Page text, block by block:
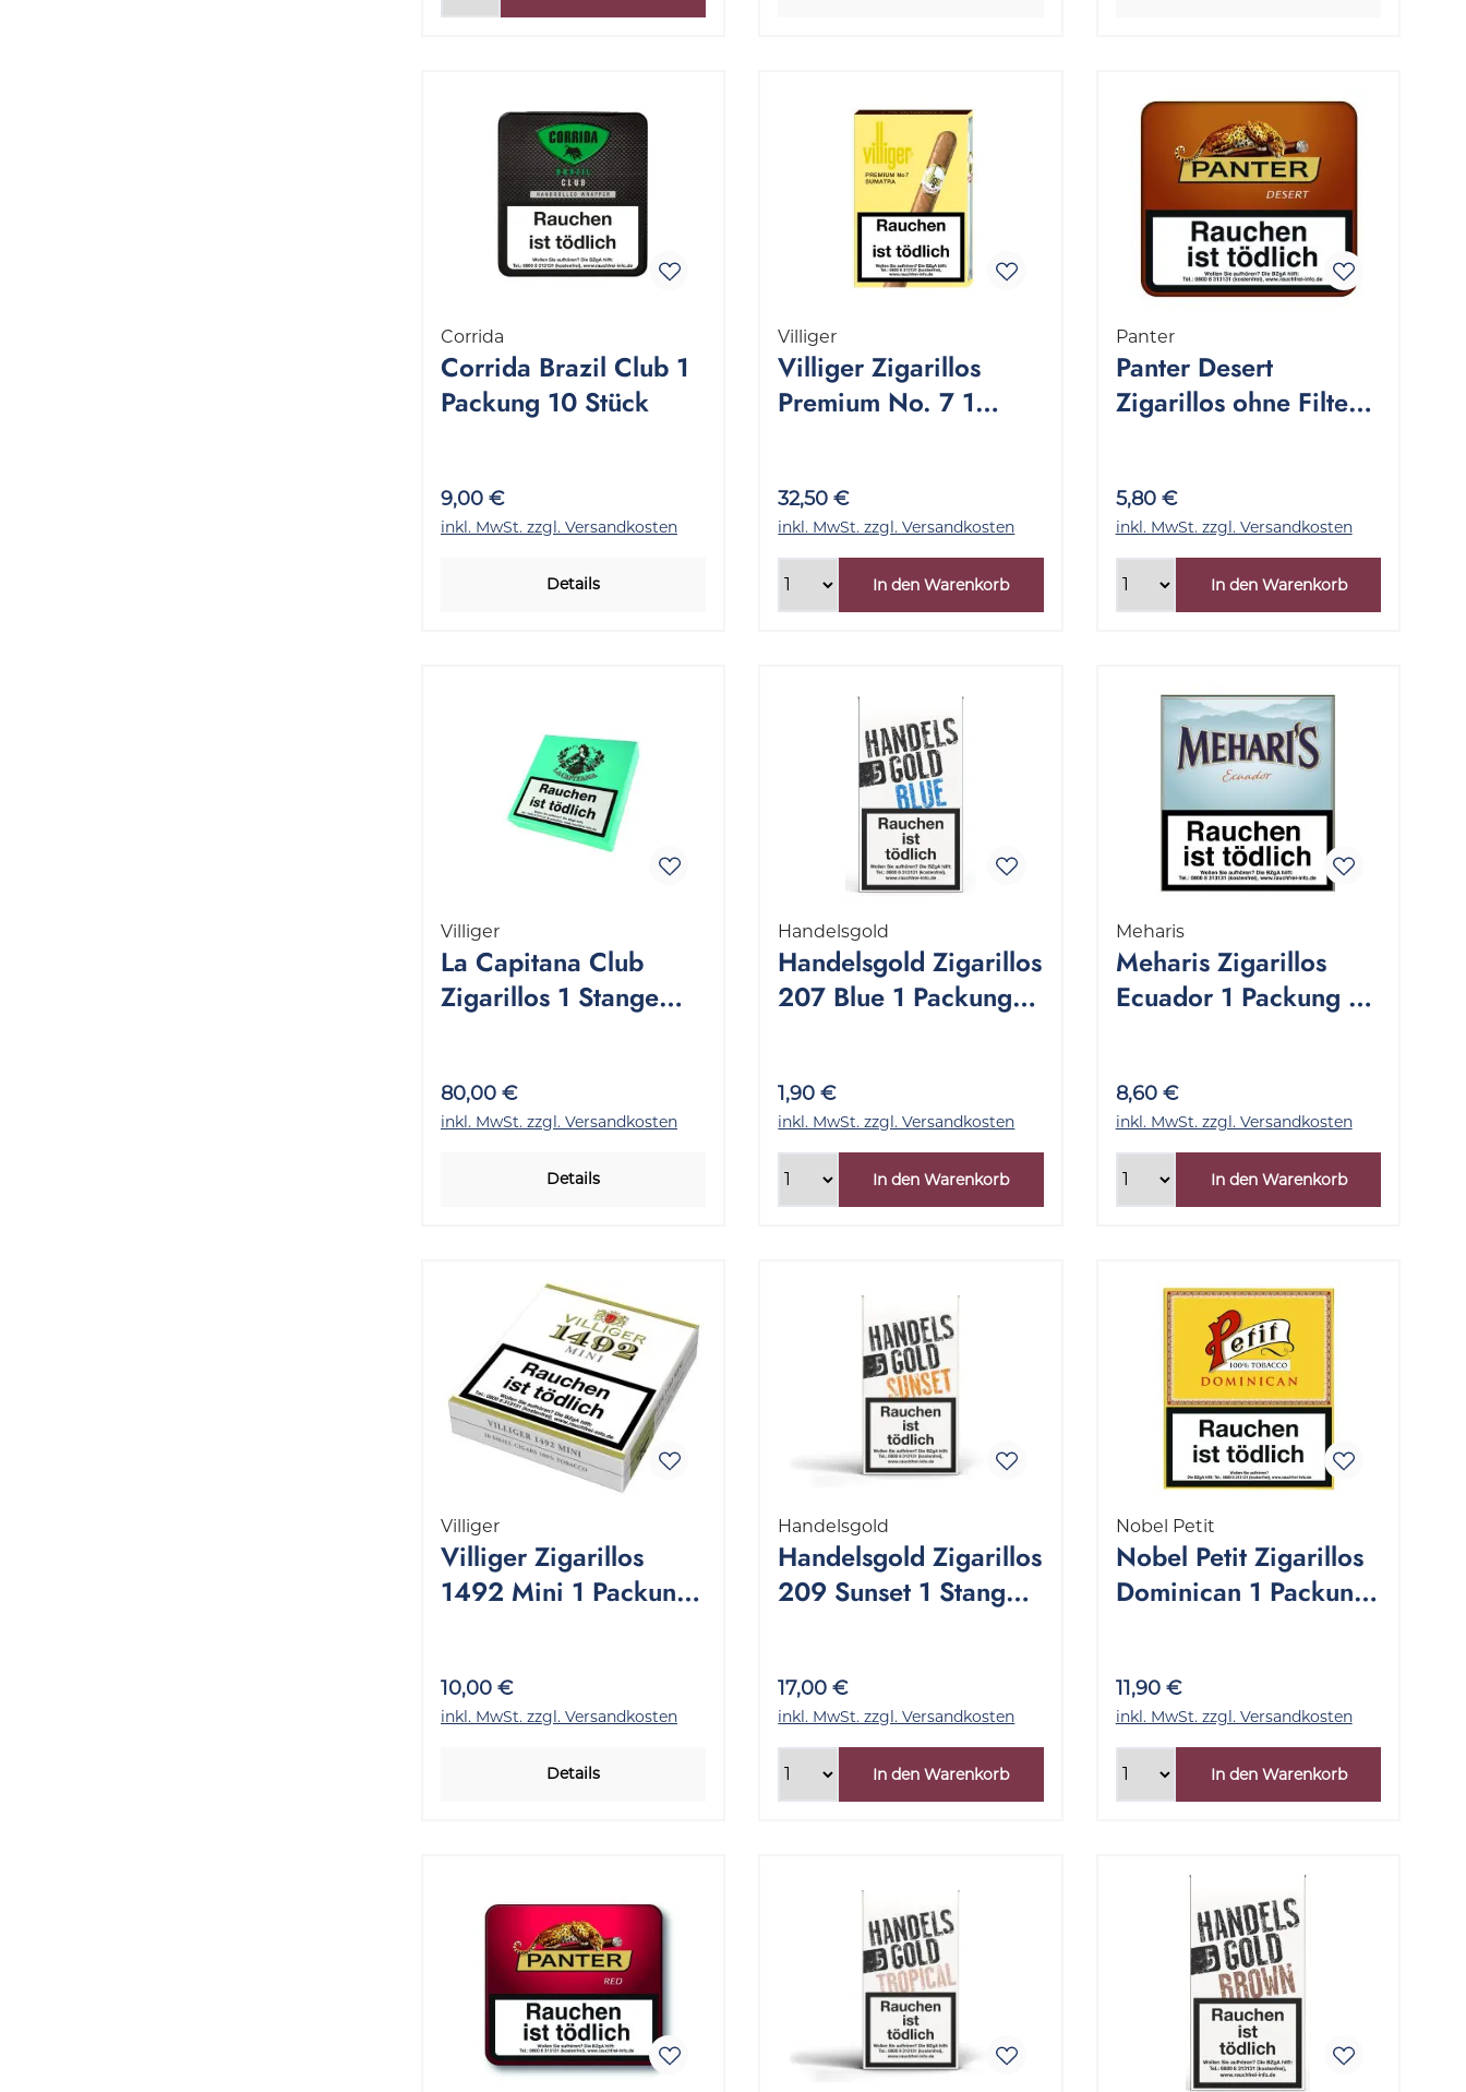
Corrida
Corrida Brazil Club 1
Packung 10 Stück
9,00 €
inkl. MwSt. zzgl. Versandkosten
Details
Villiger
Villiger Zigarillos
Premium No. 7 1
32,50 €
inkl. MwSt. zzgl. Versandkosten
In den Warenkorb
Panter
Panter Desert
Zigarillos ohne Filter 1
5,80 €
inkl. MwSt. zzgl. Versandkosten
In den Warenkorb
Villiger
La Capitana Club
Zigarillos 1 Stange
80,00 €
inkl. MwSt. zzgl. Versandkosten
Details
Handelsgold
Handelsgold Zigarillos
207 Blue 1 Packung 5
1,90 €
inkl. MwSt. zzgl. Versandkosten
In den Warenkorb
Meharis
Meharis Zigarillos
Ecuador 1 Packung 20
8,60 €
inkl. MwSt. zzgl. Versandkosten
In den Warenkorb
Villiger
Villiger Zigarillos
1492 Mini 1 Packung
10,00 €
inkl. MwSt. zzgl. Versandkosten
Details
Handelsgold
Handelsgold Zigarillos
209 Sunset 1 Stange
17,00 €
inkl. MwSt. zzgl. Versandkosten
In den Warenkorb
Nobel Petit
Nobel Petit Zigarillos
Dominican 1 Packung
11,90 €
inkl. MwSt. zzgl. Versandkosten
In den Warenkorb